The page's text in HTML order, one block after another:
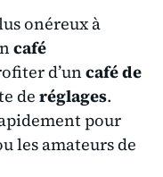
onéreux à
café
d’uncafé de
de réglages.
pour
les amateurs de